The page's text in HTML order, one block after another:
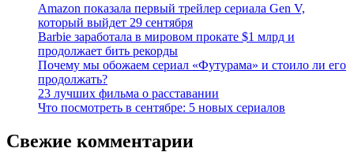
Amazon показала первый трейлер сериала Gen V,
который выйдет 29 сентября
Barbie заработала в мировом прокате $1 млрд и
продолжает бить рекорды
Почему мы обожаем сериал «Футурама» и стоило ли его
продолжать?
23 лучших фильма о расставании
Что посмотреть в сентябре: 5 новых сериалов
Свежие комментарии